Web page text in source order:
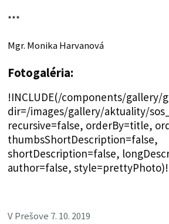
***
Mgr. Monika Harvanová
Fotogaléria:
!INCLUDE(/components/gallery/
dir=/images/gallery/aktuality/
recursive=false, orderBy=title,
thumbsShortDescription=false,
shortDescription=false,
author=false, style=prettyPhoto)!
V Prešove 7. 10. 2019